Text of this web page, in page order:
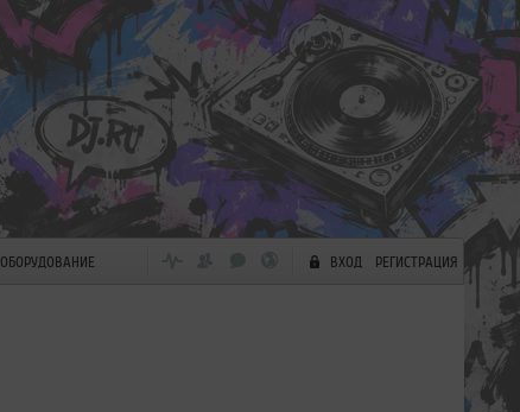
ОБОРУДОВАНИЕ ВХОД РЕГИСТРАЦИЯ